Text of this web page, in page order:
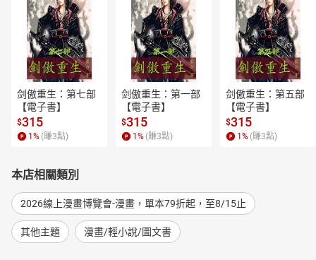
剑傲重生：第七部
【電子書】
$315
1 % (賺3點)
剑傲重生：第一部
【電子書】
$315
1 % (賺3點)
剑傲重生：第五部
【電子書】
$315
1 % (賺3點)
本店相關類別
2026線上漫畫博覽會-漫畫，單本79折起，至8/15止
其他主題 漫畫/輕小說/圖文書